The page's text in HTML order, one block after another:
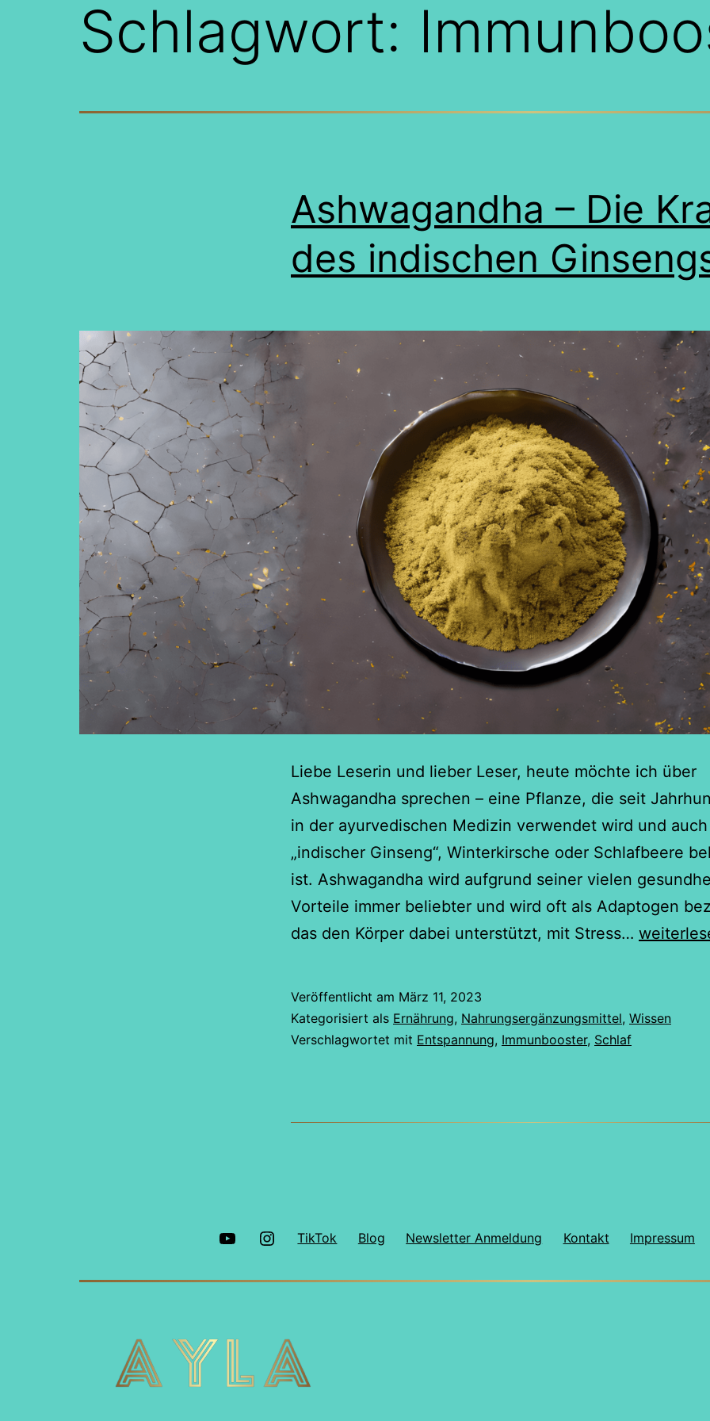
Schlagwort:
Ashwagandha – Die
des indischen
Liebe Leserin und lieber Leser, heute möchte ich über
Ashwagandha sprechen – eine Pflanze, die seit
in der ayurvedischen Medizin verwendet wird und
„indischer Ginseng“, Winterkirsche oder Schlafbeere
ist. Ashwagandha wird aufgrund seiner vielen
Vorteile immer beliebter und wird oft als Adaptogen
das den Körper dabei unterstützt, mit Stress…
Kraft
Veröffentlicht am März 11, 2023
Kategorisiert als Ernährung, Nahrungsergänzungsmittel, Wissen
Verschlagwortet mit Entspannung, Immunbooster, Schlaf
YouTube Instagram
TikTok Blog Newsletter Anmeldung Kontakt Impressum